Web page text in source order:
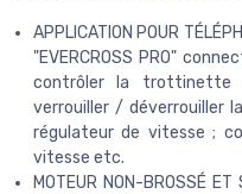
APPLICATION POUR
"EVERCROSS PRO"
contrôler la trottinette
verrouiller / déverrouiller
régulateur de vitesse ;
vitesse etc.
MOTEUR NON-BROSSÉ